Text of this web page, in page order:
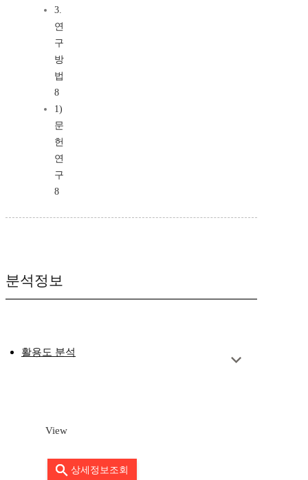
3.
연
구
방
법
8
1)
문
헌
연
구
8
분석정보
활용도 분석
View
상세정보조회